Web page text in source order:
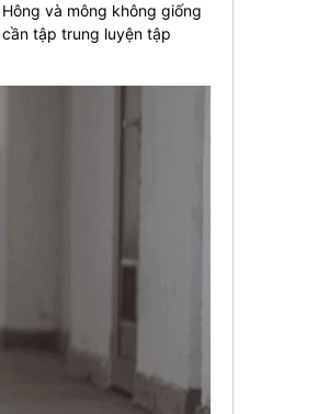
và mông không giống
tập trung luyện tập